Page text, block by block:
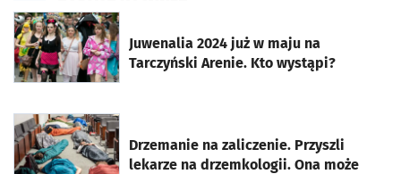
Juwenalia 2024 już w maju na
Tarczyński Arenie. Kto wystąpi?
otworzy się w nowej karcie
Drzemanie na zaliczenie. Przyszli
lekarze na drzemkologii. Ona może
otworzy się w nowej karcie